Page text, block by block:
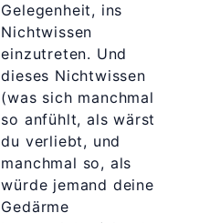
Gelegenheit, ins
Nichtwissen
einzutreten. Und
dieses Nichtwissen
(was sich manchmal
so anfühlt, als wärst
du verliebt, und
manchmal so, als
würde jemand deine
Gedärme